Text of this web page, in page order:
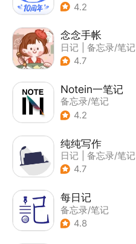
4.2
念念手帐
日记
备忘录/笔记
4.7
Notein一笔记
备忘录/笔记
4.2
纯纯写作
日记
备忘录/笔记
4.7
每日记
备忘录/笔记
4.8